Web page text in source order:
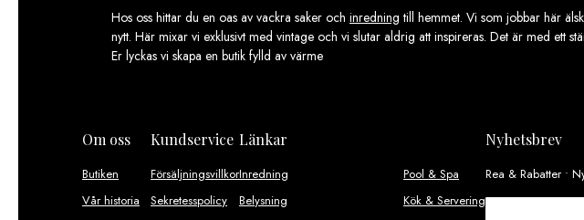
Hos oss hittar du en oas av vackra saker och inredning till hemmet. Vi som jobbar här
nytt. Här mixar vi exklusivt med vintage och vi slutar aldrig att inspireras. Det är med ett
Er lyckas vi skapa en butik fylld av värme
Om oss
Butiken
Vår historia
Kundservice
Försäljningsvillkor
Sekretesspolicy
Länkar
Inredning
Belysning
Pool & Spa
Kök & Servering
Nyhetsbrev
Rea & Rabatter •